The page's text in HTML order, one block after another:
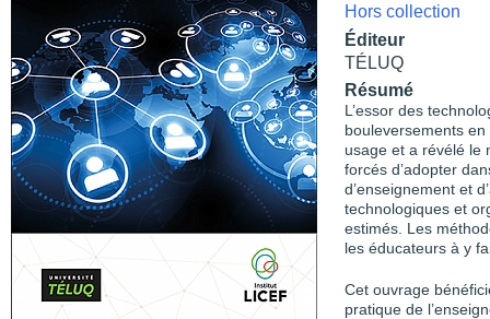
Hors collection
Éditeur
TÉLUQ
Résumé
L’essor des
bouleversements
usage et a révélé le
forcés d’adopter
d’enseignement et
technologiques et
estimés. Les
les éducateurs à y
Cet ouvrage
pratique de